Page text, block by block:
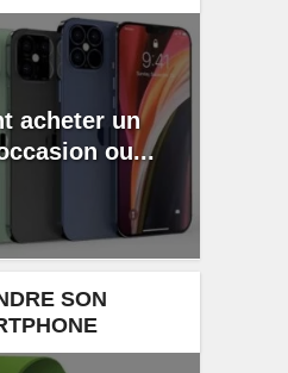
acheter un
ou...
SON